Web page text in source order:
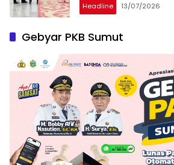
Headline 13/07/2026
Gebyar PKB Sumut